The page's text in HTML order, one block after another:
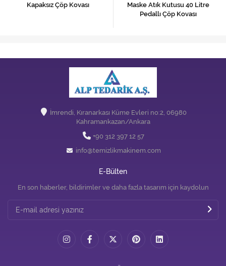
Kapaksız Çöp Kovası
Maske Atık Kutusu 40 Litre
Pedallı Çöp Kovası
İmrendi, Kıranarkası Küme Evleri no:2, 06980
Kahramankazan/Ankara
+90 312 397 12 57
info@temizlikmakinem.com
E-Bülten
En son haberler, bildirimler ve daha fazla tasarım için kaydolun